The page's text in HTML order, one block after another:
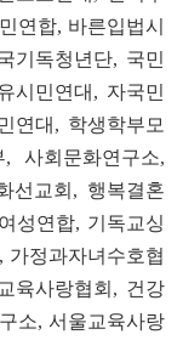
연합, 바른입법시
기독청년단, 국민
시민연대, 자국민
연대, 학생학부모
, 사회문화연구소,
선교회, 행복결혼
성연합, 기독교싱
가정과자녀수호협
육사랑협회, 건강
소, 서울교육사랑